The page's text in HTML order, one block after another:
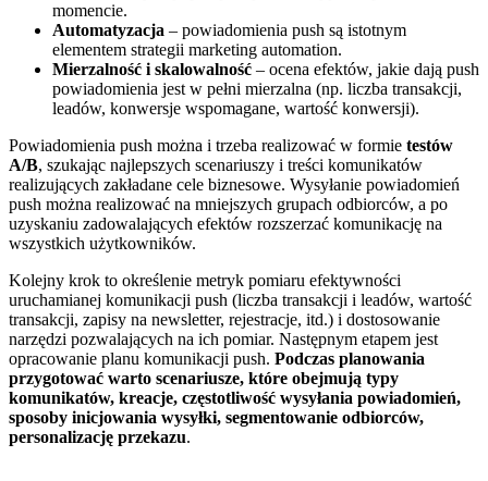
momencie.
Automatyzacja – powiadomienia push są istotnym
elementem strategii marketing automation.
Mierzalność i skalowalność – ocena efektów, jakie dają push
powiadomienia jest w pełni mierzalna (np. liczba transakcji,
leadów, konwersje wspomagane, wartość konwersji).
Powiadomienia push można i trzeba realizować w formie testów
A/B, szukając najlepszych scenariuszy i treści komunikatów
realizujących zakładane cele biznesowe. Wysyłanie powiadomień
push można realizować na mniejszych grupach odbiorców, a po
uzyskaniu zadowalających efektów rozszerzać komunikację na
wszystkich użytkowników.
Kolejny krok to określenie metryk pomiaru efektywności
uruchamianej komunikacji push (liczba transakcji i leadów, wartość
transakcji, zapisy na newsletter, rejestracje, itd.) i dostosowanie
narzędzi pozwalających na ich pomiar. Następnym etapem jest
opracowanie planu komunikacji push. Podczas planowania
przygotować warto scenariusze, które obejmują typy
komunikatów, kreacje, częstotliwość wysyłania powiadomień,
sposoby inicjowania wysyłki, segmentowanie odbiorców,
personalizację przekazu.